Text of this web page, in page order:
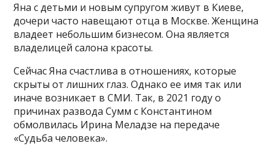
Яна с детьми и новым супругом живут в Киеве,
дочери часто навещают отца в Москве. Женщина
владеет небольшим бизнесом. Она является
владелицей салона красоты.
Сейчас Яна счастлива в отношениях, которые
скрыты от лишних глаз. Однако ее имя так или
иначе возникает в СМИ. Так, в 2021 году о
причинах развода Сумм с Константином
обмолвилась Ирина Меладзе на передаче
«Судьба человека».